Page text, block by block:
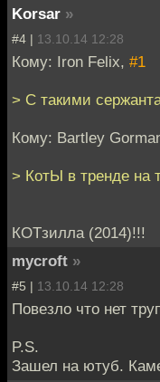
Korsar »
#4 | 13.10.14 12:28
Кому: Iron Felix, #1
> С такими
Кому: Bartley
> КотЫ в тренде на
КОТзилла (2014)!!!
mycroft »
#5 | 13.10.14 12:28
Повезло что нет
P.S.
Зашел на ютуб.